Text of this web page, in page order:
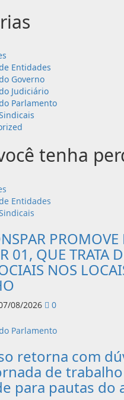
Entidades
Governo
Judiciário
Parlamento
tenha
Entidades
PROMOVE
01, QUE TRATA
NOS
08/2026 0
Parlamento
retorna com
de
para pautas do